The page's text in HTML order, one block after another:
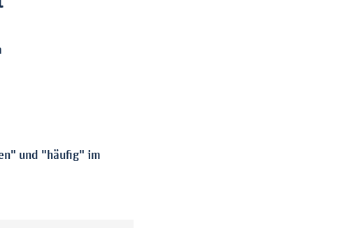
und "häufig" im